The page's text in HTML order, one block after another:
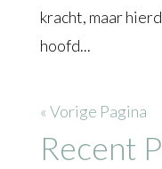
kracht, maar
hoofd...
« Vorige Pagina
Recent